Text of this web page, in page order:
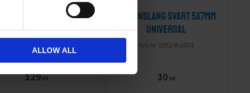
ALLOW ALL
Bromsstag Universal
600mm
17-39-401
129KR
Bensinslang svart 5x7mm
Universal
1052-R-1003
30 KR